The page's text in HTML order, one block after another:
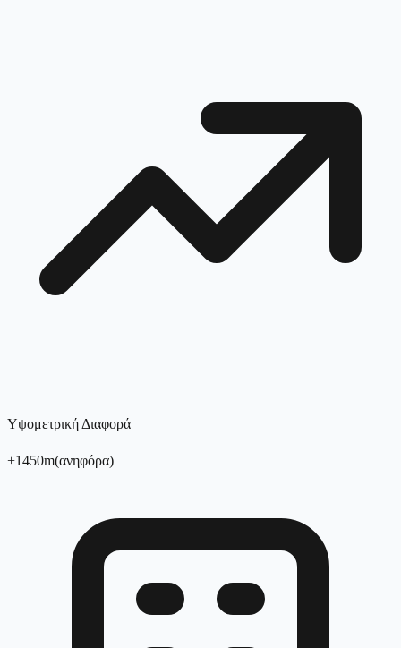
Υψομετρική Διαφορά
+1450m(ανηφόρα)